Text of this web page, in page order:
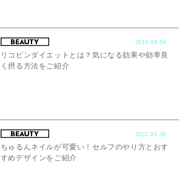
2019.08.04
リコピンダイエットとは？気になる効果や効率良
く摂る方法をご紹介
2022.01.30
ちゅるんネイルが可愛い！セルフのやり方とおす
すめデザインをご紹介